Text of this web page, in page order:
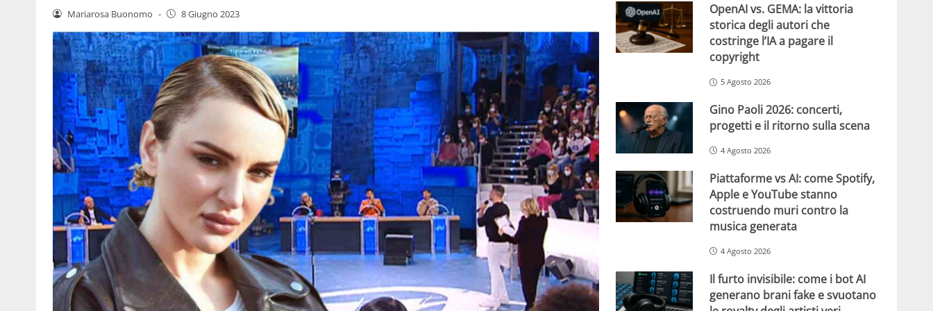
Mariarosa Buonomo - 8 Giugno 2023
OpenAI vs. GEMA: la vittoria
storica degli autori che
costringe l’IA a pagare il
copyright
5 Agosto 2026
Gino Paoli 2026: concerti,
progetti e il ritorno sulla scena
4 Agosto 2026
Piattaforme vs AI: come Spotify,
Apple e YouTube stanno
costruendo muri contro la
musica generata
4 Agosto 2026
Il furto invisibile: come i bot AI
generano brani fake e svuotano